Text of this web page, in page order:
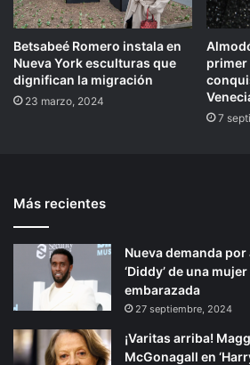
Betsabeé Romero instala en
Nueva York esculturas que
dignifican la migración
23 marzo, 2024
primer
7
Más recientes
Nueva demanda
‘Diddy’ de una
embarazada
27 septiembre, 2024
¡Varitas arriba!
McGonagall en